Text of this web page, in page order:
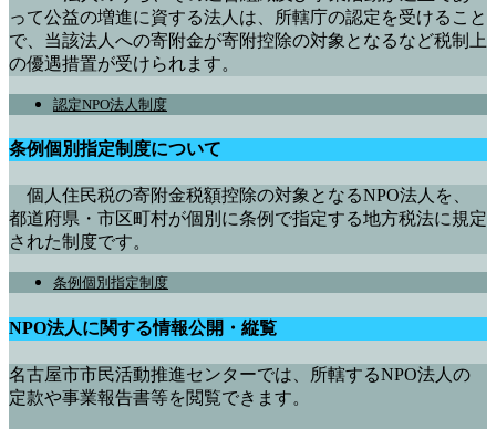
って公益の増進に資する法人は、所轄庁の認定を受けること
で、当該法人への寄附金が寄附控除の対象となるなど税制上
の優遇措置が受けられます。
認定NPO法人制度
条例個別指定制度について
個人住民税の寄附金税額控除の対象となるNPO法人を、
都道府県・市区町村が個別に条例で指定する地方税法に規定
された制度です。
条例個別指定制度
NPO法人に関する情報公開・縦覧
名古屋市市民活動推進センターでは、所轄するNPO法人の
定款や事業報告書等を閲覧できます。